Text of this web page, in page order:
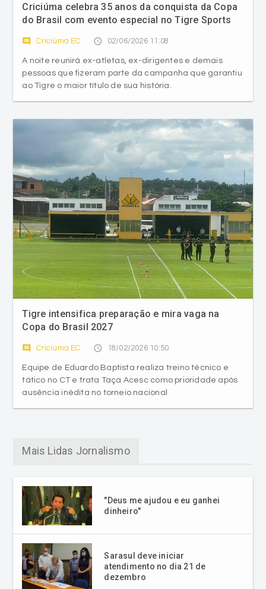
Criciúma celebra 35 anos da conquista da Copa
do Brasil com evento especial no Tigre Sports
comment Criciúma EC access_time 02/06/2026 11:08
A noite reunirá ex-atletas, ex-dirigentes e demais
pessoas que fizeram parte da campanha que garantiu
ao Tigre o maior título de sua história.
Tigre intensifica preparação e mira vaga na
Copa do Brasil 2027
comment Criciúma EC access_time 18/02/2026 10:50
Equipe de Eduardo Baptista realiza treino técnico e
tático no CT e trata Taça Acesc como prioridade após
ausência inédita no torneio nacional
Mais Lidas Jornalismo
"Deus me ajudou e eu ganhei
dinheiro"
Sarasul deve iniciar
atendimento no dia 21 de
dezembro